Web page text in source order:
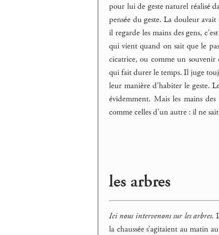
pour lui de geste naturel réalisé
pensée du geste. La douleur
il regarde les mains des gens,
qui vient quand on sait que le
cicatrice, ou comme un souvenir
qui fait durer le temps. Il juge
leur manière d’habiter le geste.
évidemment. Mais les mains
comme celles d’un autre : il ne
les arbres
Ici nous intervenons sur les arbres.
la chaussée s’agitaient au matin